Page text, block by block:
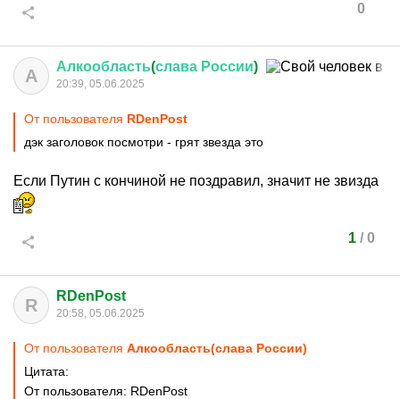
0
А Алкообласть(слава России)
20:39, 05.06.2025
От пользователя RDenPost
дэк заголовок посмотри - грят звезда это
Если Путин с кончиной не поздравил, значит не звизда
1/ 0
R RDenPost
20:58, 05.06.2025
От пользователя Алкообласть(слава России)
Цитата:
От пользователя: RDenPost